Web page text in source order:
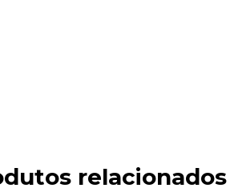
relacionados